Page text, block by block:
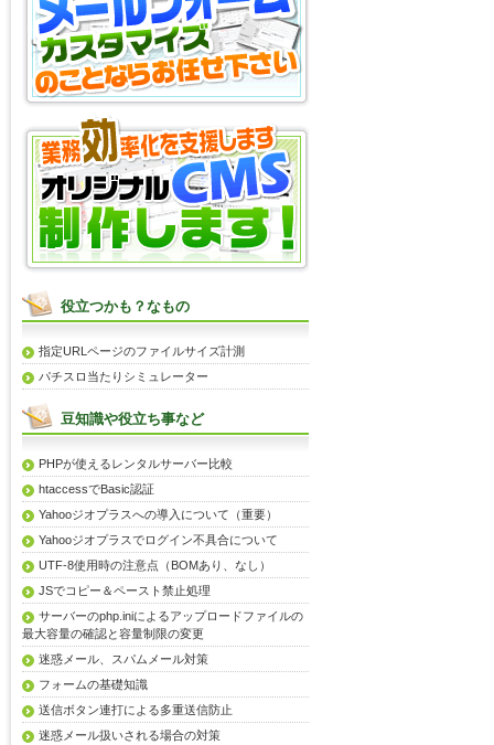
役立つかも？なもの
指定URLページのファイルサイズ計測
パチスロ当たりシミュレーター
豆知識や役立ち事など
PHPが使えるレンタルサーバー比較
htaccessでBasic認証
Yahooジオプラスへの導入について（重要）
Yahooジオプラスでログイン不具合について
UTF-8使用時の注意点（BOMあり、なし）
JSでコピー＆ペースト禁止処理
サーバーのphp.iniによるアップロードファイルの
最大容量の確認と容量制限の変更
迷惑メール、スパムメール対策
フォームの基礎知識
送信ボタン連打による多重送信防止
迷惑メール扱いされる場合の対策